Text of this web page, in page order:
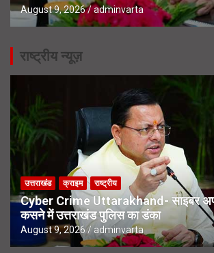
August 9, 2026 adminvarta
राष्ट्रीय न्यूज़
उत्तराखंड क्राइम राष्ट्रीय
Cyber Crime Uttarakhand- साइबर
कसने में उत्तराखंड पुलिस का डंका
August 9, 2026 adminvarta